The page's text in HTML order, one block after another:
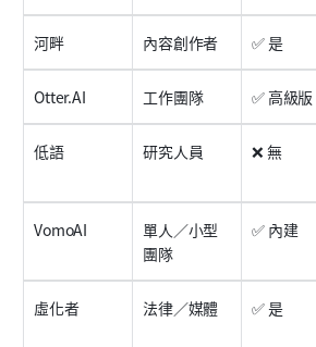
河畔 內容創作者 ✅ 是
Otter.AI 工作團隊 ✅ 高級版
低語 研究人員 ❌ 無
VomoAI
單人／小型
團隊
✅ 內建
虛化者 法律／媒體 ✅ 是